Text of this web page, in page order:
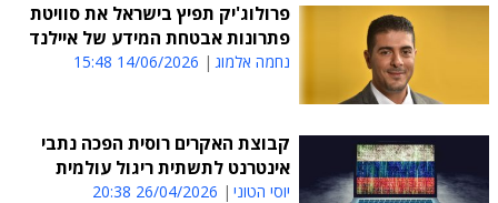
פרולוג'יק תפיץ בישראל את סוויטת
פתרונות אבטחת המידע של איילנד
נחמה אלמוג 14/06/2026 15:48
קבוצת האקרים רוסית הפכה נתבי
אינטרנט לתשתית ריגול עולמית
יוסי הטוני 26/04/2026 20:38